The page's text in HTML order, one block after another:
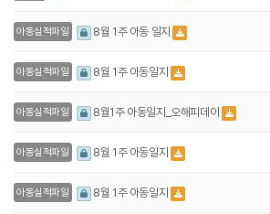
아동실적파일 8월 1주 아동 일지
아동실적파일 8월 1주 아동일지
아동실적파일 8월1주 아동일지_오해피데이
아동실적파일 8월 1주 아동일지
아동실적파일 8월 1주 아동일지